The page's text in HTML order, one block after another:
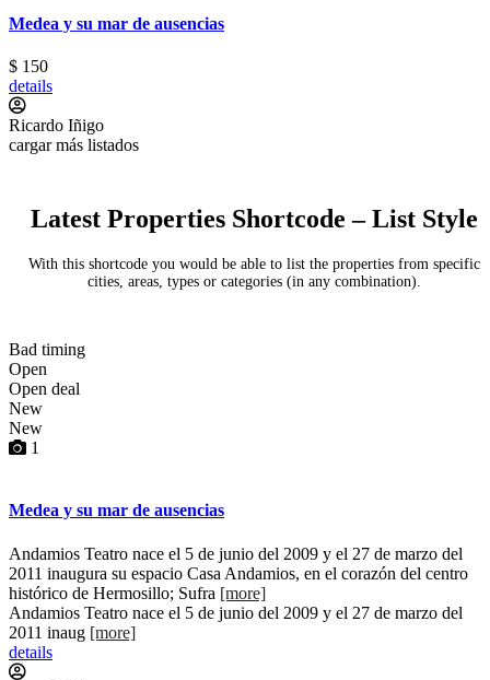
Medea y su mar de ausencias
$ 150
details
Ricardo Iñigo
cargar más listados
Latest Properties Shortcode – List Style
With this shortcode you would be able to list the properties from specific
cities, areas, types or categories (in any combination).
Bad timing
Open
Open deal
New
New
1
Medea y su mar de ausencias
Andamios Teatro nace el 5 de junio del 2009 y el 27 de marzo del
2011 inaugura su espacio Casa Andamios, en el corazón del centro
histórico de Hermosillo; Sufra [more]
Andamios Teatro nace el 5 de junio del 2009 y el 27 de marzo del
2011 inaug [more]
details